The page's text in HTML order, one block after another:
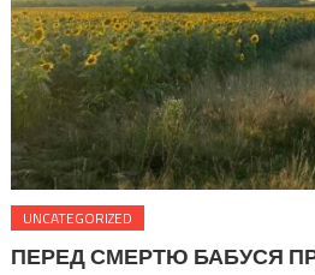
UNCATEGORIZED
ПЕРЕД СМЕРТЮ БАБУСЯ